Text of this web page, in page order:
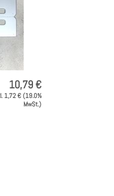
10,79 €
1,72 € (19.0%
MwSt.)